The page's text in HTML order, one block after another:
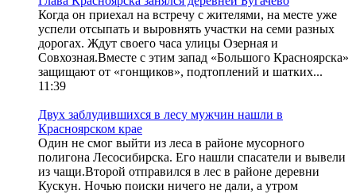
Когда он приехал на встречу с жителями, на месте уже
успели отсыпать и выровнять участки на семи разных
дорогах. Ждут своего часа улицы Озерная и
Совхозная.Вместе с этим запад «Большого Красноярска»
защищают от «гонщиков», подтоплений и шатких...
11:39
Двух заблудившихся в лесу мужчин нашли в
Красноярском крае
Один не смог выйти из леса в районе мусорного
полигона Лесосибирска. Его нашли спасатели и вывели
из чащи.Второй отправился в лес в районе деревни
Кускун. Ночью поиски ничего не дали, а утром